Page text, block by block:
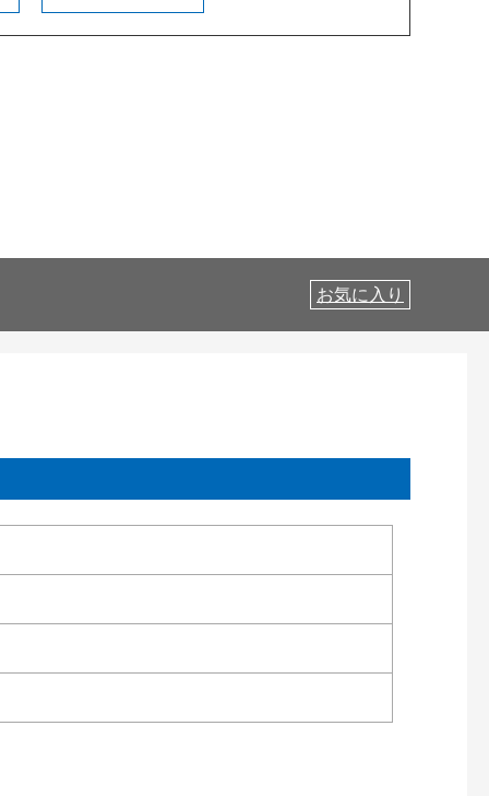
お気に入り